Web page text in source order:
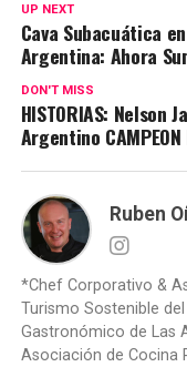
UP NEXT
Cava Subacuática
Argentina: Ahora
DON'T MISS
HISTORIAS: Nelson
Argentino CAMPEON
Ruben
*Chef Corporativo &
Turismo Sostenible
Gastronómico de Las
Asociación de Cocina